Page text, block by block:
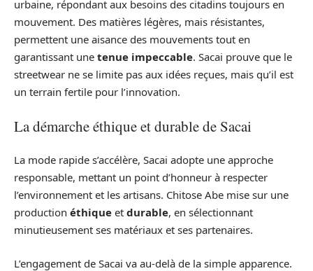
urbaine, répondant aux besoins des citadins toujours en
mouvement. Des matières légères, mais résistantes,
permettent une aisance des mouvements tout en
garantissant une tenue impeccable. Sacai prouve que le
streetwear ne se limite pas aux idées reçues, mais qu’il est
un terrain fertile pour l’innovation.
La démarche éthique et durable de Sacai
La mode rapide s’accélère, Sacai adopte une approche
responsable, mettant un point d’honneur à respecter
l’environnement et les artisans. Chitose Abe mise sur une
production éthique et durable, en sélectionnant
minutieusement ses matériaux et ses partenaires.
L’engagement de Sacai va au-delà de la simple apparence.